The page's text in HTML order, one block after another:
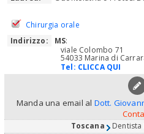
Chirurgia orale
Indirizzo:
MS:
viale Colombo 71
54033 Marina di
Tel: CLICCA QUI
Manda una email al Dott.
Toscana Dentista